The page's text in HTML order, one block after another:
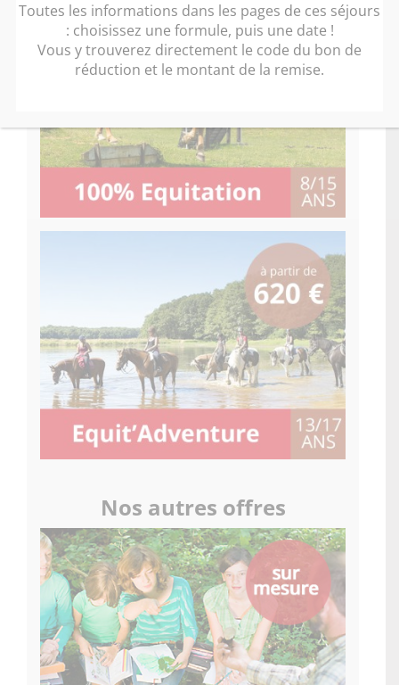
Nos autres offres
Toutes les informations dans les pages de ces séjours
: choisissez une formule, puis une date !
Vous y trouverez directement le code du bon de
réduction et le montant de la remise.